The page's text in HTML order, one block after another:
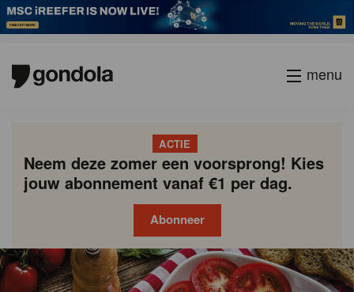
menu
ACTIE
Neem deze zomer een voorsprong! Kies
jouw abonnement vanaf €1 per dag.
Abonneer
Gondola
academy
Gondola
society